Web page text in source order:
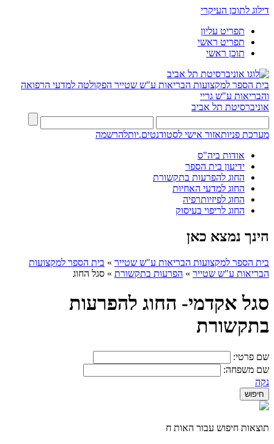
דילוג לתוכן העיקרי
תפריט עליון
תפריט ראשי
תוכן ראשי
בית הספר למקצועות הבריאות ע"ש שטייר הפקולטה למדעי הרפואה
והבריאות ע"ש גריי
אוניברסיטת תל אביב
מערכת פניותאזור אישי לסטודנטים.יותלהרשמה
אודות ביה"ס
ידיעון בית הספר
החוג להפרעות בתקשורת
החוג למדעי האחיוּת
החוג לפיזיותרפיה
החוג לריפוי בעיסוק
הינך נמצא כאן
בית הספר למקצועות הבריאות ע"ש שטייר » בית הספר למקצועות
הבריאות ע"ש שטייר » הפרעות בתקשורת » סגל החוג
סגל אקדמי- החוג להפרעות
בתקשורת
שם פרטי:
שם משפחה:
נקה
תוצאות חיפוש עבור האות ח